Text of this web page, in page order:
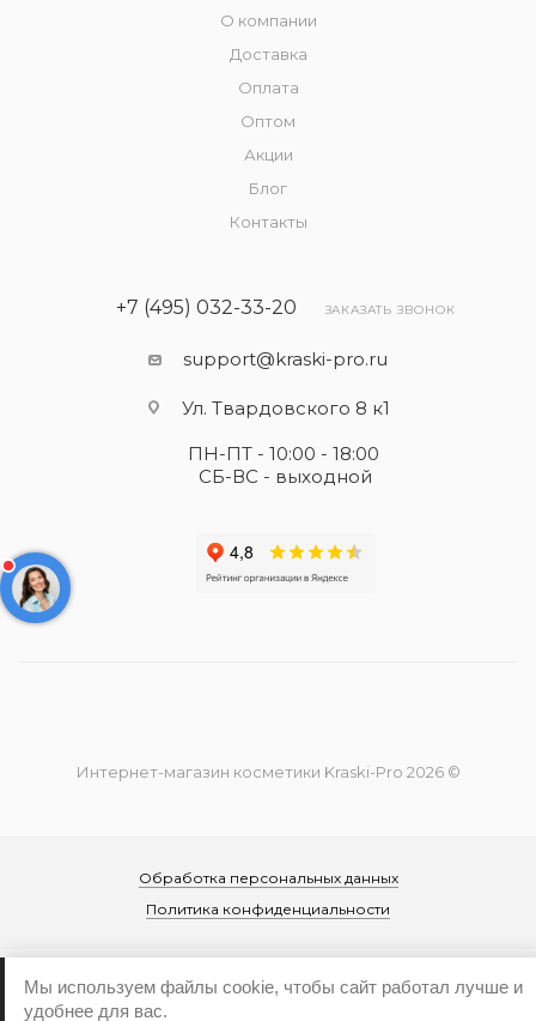
О компании
Доставка
Оплата
Оптом
Акции
Блог
Контакты
+7 (495) 032-33-20 ЗАКАЗАТЬ ЗВОНОК
support@kraski-pro.ru
Ул. Твардовского 8 к1
ПН-ПТ - 10:00 - 18:00
СБ-ВС - выходной
Интернет-магазин косметики Kraski-Pro 2026 ©
Обработка персональных данных
Политика конфиденциальности
Мы используем файлы cookie, чтобы сайт работал лучше и
удобнее для вас.